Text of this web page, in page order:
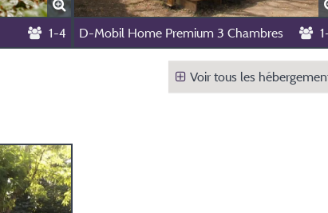
1-4 D-Mobil Home Premium 3 Chambres
Voir tous les